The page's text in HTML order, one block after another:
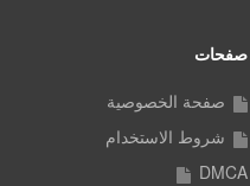
صفحات
صفحة الخصوصية
شروط الاستخدام
DMCA